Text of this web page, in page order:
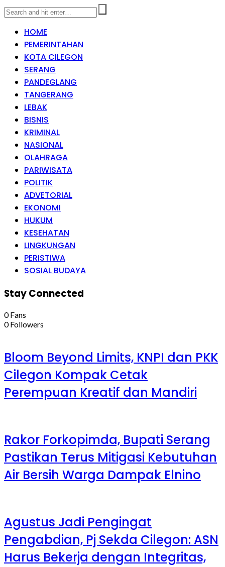
HOME
PEMERINTAHAN
KOTA CILEGON
SERANG
PANDEGLANG
TANGERANG
LEBAK
BISNIS
KRIMINAL
NASIONAL
OLAHRAGA
PARIWISATA
POLITIK
ADVETORIAL
EKONOMI
HUKUM
KESEHATAN
LINGKUNGAN
PERISTIWA
SOSIAL BUDAYA
Stay Connected
0 Fans
0 Followers
Bloom Beyond Limits, KNPI dan PKK
Cilegon Kompak Cetak
Perempuan Kreatif dan Mandiri
Rakor Forkopimda, Bupati Serang
Pastikan Terus Mitigasi Kebutuhan
Air Bersih Warga Dampak Elnino
Agustus Jadi Pengingat
Pengabdian, Pj Sekda Cilegon: ASN
Harus Bekerja dengan Integritas,